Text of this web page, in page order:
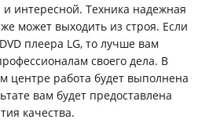
интересной. Техника надежная
может выходить из строя. Если
плеера LG, то лучше вам
своего дела. В
центре работа будет выполнена
вам будет предоставлена
качества.